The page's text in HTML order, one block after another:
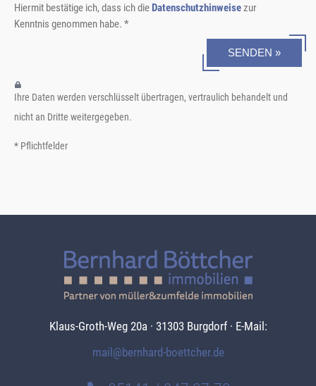
Klaus-Groth-Weg 20a · 31303 Burgdorf · E-Mail:
mail@bernhard-boettcher.de
Hiermit bestätige ich, dass ich dieDatenschutzhinweisezur
Kenntnis genommen habe. *
SENDEN »
Ihre Daten werden verschlüsselt übertragen, vertraulich behandelt und
nicht an Dritte weitergegeben.
* Pflichtfelder